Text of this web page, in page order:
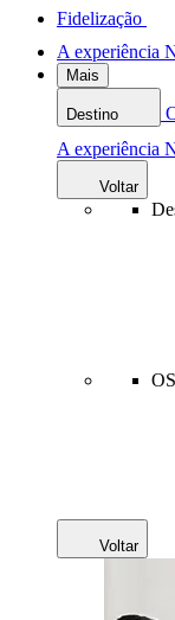
Fidelização
A experiência
Mais
Destino
A experiência
Voltar
Voltar